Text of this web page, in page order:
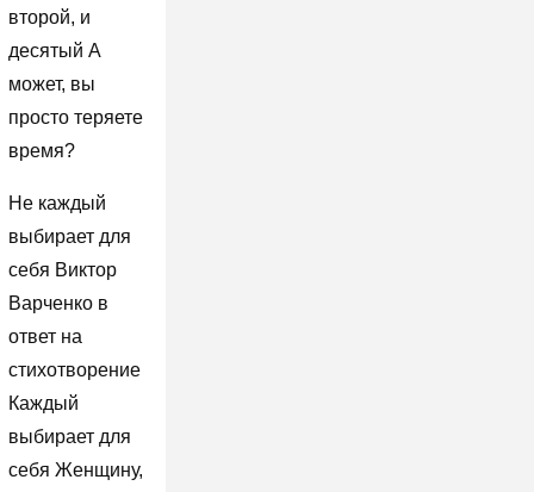
второй, и
десятый А
может, вы
просто теряете
время?
Не каждый
выбирает для
себя Виктор
Варченко в
ответ на
стихотворение
Каждый
выбирает для
себя Женщину,